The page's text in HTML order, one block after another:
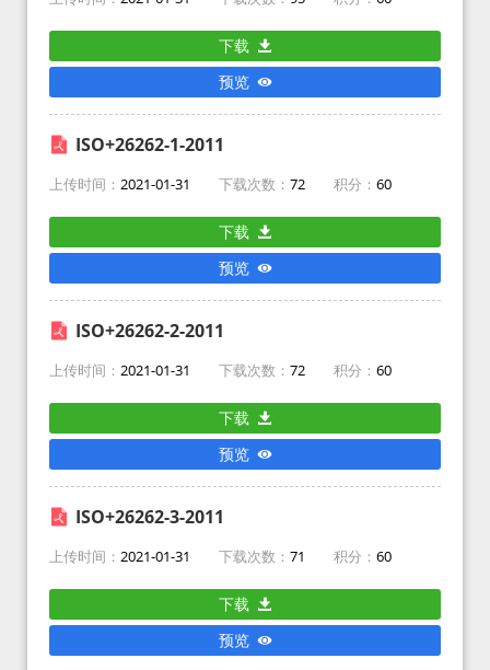
下载
预览
ISO+26262-1-2011
上传时间： 2021-01-31 下载次数： 72 积分： 60
下载
预览
ISO+26262-2-2011
上传时间： 2021-01-31 下载次数： 72 积分： 60
下载
预览
ISO+26262-3-2011
上传时间： 2021-01-31 下载次数： 71 积分： 60
下载
预览